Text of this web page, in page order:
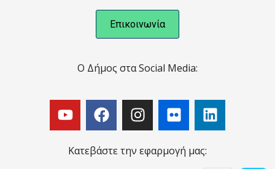
Επικοινωνία
Ο Δήμος στα Social Media:
Κατεβάστε την εφαρμογή μας: